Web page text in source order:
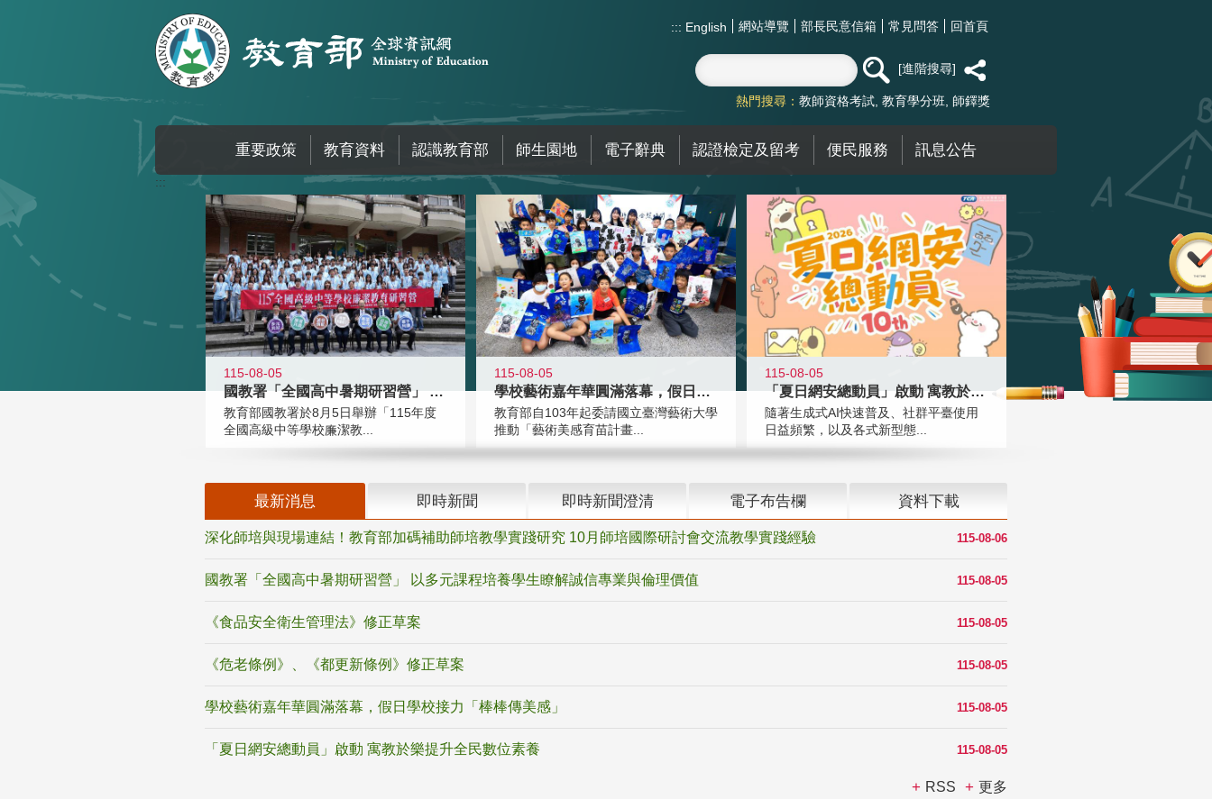
::: English 網站導覽 部長民意信箱 常見問答 回首頁
進階搜尋
熱門搜尋： 教師資格考試 教育學分班 師鐸獎
重要政策 教育資料 認識教育部 師生園地 電子辭典 認證檢定及留考 便民服務 訊息公告
:::
115-08-05
國教署「全國高中暑期研習營」 以多
教育部國教署於8月5日舉辦「115年度
全國高級中等學校廉潔教...
115-08-05
學校藝術嘉年華圓滿落幕，假日學校接
教育部自103年起委請國立臺灣藝術大學
推動「藝術美感育苗計畫...
115-08-05
「夏日網安總動員」啟動 寓教於樂提
隨著生成式AI快速普及、社群平臺使用
日益頻繁，以及各式新型態...
最新消息 即時新聞 即時新聞澄清 電子布告欄 資料下載
115-08-06
深化師培與現場連結！教育部加碼補助師培教學實踐研究 10月師培國際研討會交流教學實踐經驗
115-08-05
國教署「全國高中暑期研習營」 以多元課程培養學生瞭解誠信專業與倫理價值
115-08-05
《食品安全衛生管理法》修正草案
115-08-05
《危老條例》、《都更新條例》修正草案
115-08-05
學校藝術嘉年華圓滿落幕，假日學校接力「棒棒傳美感」
115-08-05
「夏日網安總動員」啟動 寓教於樂提升全民數位素養
RSS 更多